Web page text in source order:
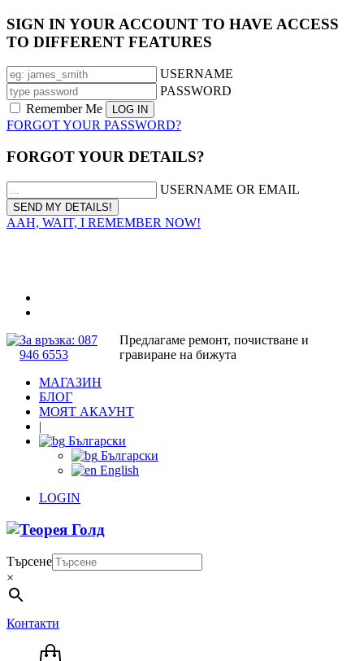
SIGN IN YOUR ACCOUNT TO HAVE ACCESS
TO DIFFERENT FEATURES
USERNAME
PASSWORD
Remember Me
FORGOT YOUR PASSWORD?
FORGOT YOUR DETAILS?
USERNAME OR EMAIL
AAH, WAIT, I REMEMBER NOW!
За връзка: 087
946 6553
Предлагаме ремонт, почистване и
гравиране на бижута
МАГАЗИН
БЛОГ
МОЯТ АКАУНТ
|
Български
Български
English
LOGIN
Търсене
×
Контакти